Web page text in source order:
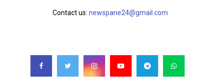
Contact us: newspane24@gmail.com